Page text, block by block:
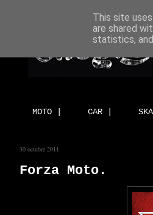
MOTO | CAR |
30 octubre 2011
Forza Moto.
This site
are shared
statistics,